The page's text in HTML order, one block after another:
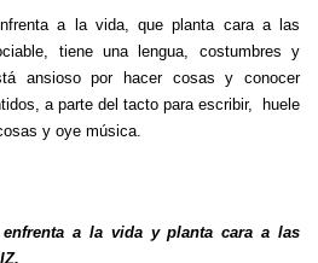
a la vida, que planta cara a las
tiene una lengua, costumbres y
ansioso por hacer cosas y conocer
a parte del tacto para escribir,
huele
y oye música.
a la vida y planta cara a las